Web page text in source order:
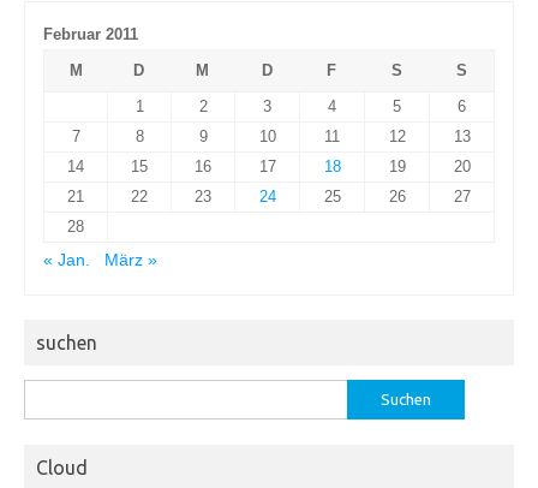
Februar 2011
M
D M D F S
S
1
2 3 4 5
6
7
8 9 10 11 12
13
14
15 16 17 18 19
20
21
22 23 24 25 26
27
28
« Jan.
März »
suchen
nach:
Cloud